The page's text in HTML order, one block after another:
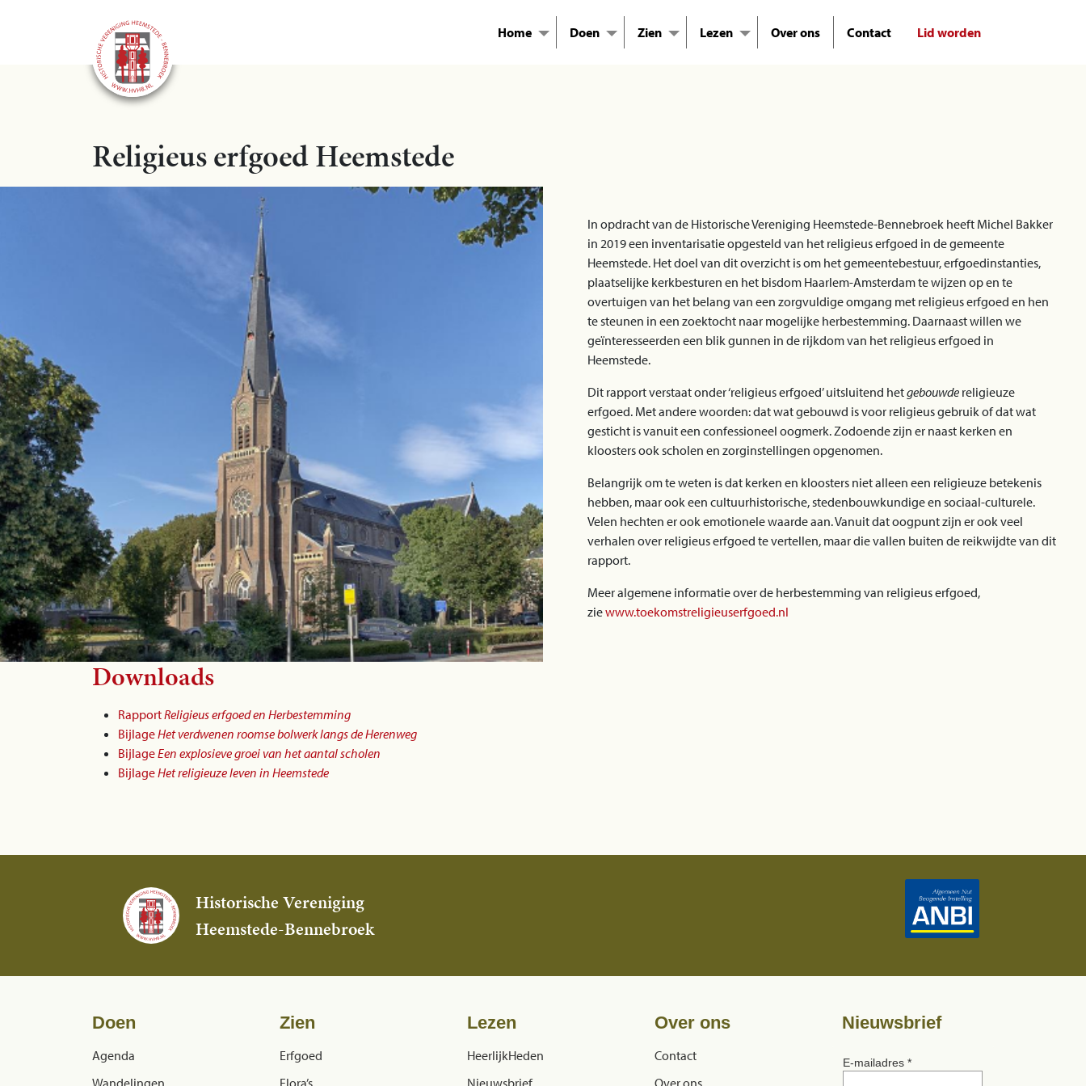
Home Doen Zien Lezen Over ons Contact Lid worden
Religieus erfgoed Heemstede
In opdracht van de Historische Vereniging Heemstede-Bennebroek heeft Michel Bakker
in 2019 een inventarisatie opgesteld van het religieus erfgoed in de gemeente
Heemstede. Het doel van dit overzicht is om het gemeentebestuur, erfgoedinstanties,
plaatselijke kerkbesturen en het bisdom Haarlem-Amsterdam te wijzen op en te
overtuigen van het belang van een zorgvuldige omgang met religieus erfgoed en hen
te steunen in een zoektocht naar mogelijke herbestemming. Daarnaast willen we
geïnteresseerden een blik gunnen in de rijkdom van het religieus erfgoed in
Heemstede.
Dit rapport verstaat onder ‘religieus erfgoed’ uitsluitend hetgebouwde religieuze
erfgoed. Met andere woorden: dat wat gebouwd is voor religieus gebruik of dat wat
gesticht is vanuit een confessioneel oogmerk. Zodoende zijn er naast kerken en
kloosters ook scholen en zorginstellingen opgenomen.
Belangrijk om te weten is dat kerken en kloosters niet alleen een religieuze betekenis
hebben, maar ook een cultuurhistorische, stedenbouwkundige en sociaal-culturele.
Velen hechten er ook emotionele waarde aan. Vanuit dat oogpunt zijn er ook veel
verhalen over religieus erfgoed te vertellen, maar die vallen buiten de reikwijdte van dit
rapport.
Meer algemene informatie over de herbestemming van religieus erfgoed,
ziewww.toekomstreligieuserfgoed.nl
Downloads
RapportReligieus erfgoed en Herbestemming
BijlageHet verdwenen roomse bolwerk langs de Herenweg
BijlageEen explosieve groei van het aantal scholen
BijlageHet religieuze leven in Heemstede
Historische Vereniging
Heemstede-Bennebroek
Doen
Agenda
Wandelingen
Zien
Erfgoed
Flora’s
Lezen
HeerlijkHeden
Nieuwsbrief
Over ons
Contact
Over ons
Nieuwsbrief